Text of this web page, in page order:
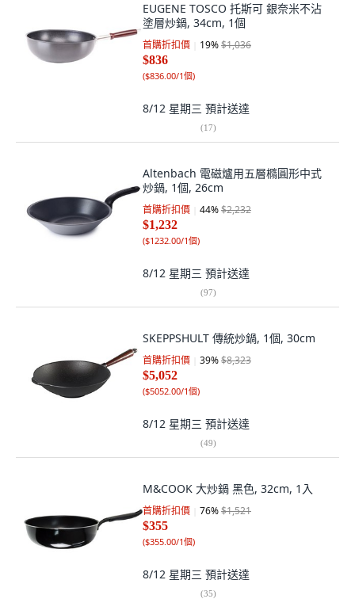
EUGENE TOSCO 托斯可 銀奈米不沾
塗層炒鍋, 34cm, 1個
首購折扣價 19%$1,036
$836
($836.00/1個)
8/12 星期三 預計送達
(17)
Altenbach 電磁爐用五層橢圓形中式
炒鍋, 1個, 26cm
首購折扣價 44%$2,232
$1,232
($1232.00/1個)
8/12 星期三 預計送達
(97)
SKEPPSHULT 傳統炒鍋, 1個, 30cm
首購折扣價 39%$8,323
$5,052
($5052.00/1個)
8/12 星期三 預計送達
(49)
M&COOK 大炒鍋 黑色, 32cm, 1入
首購折扣價 76%$1,521
$355
($355.00/1個)
8/12 星期三 預計送達
(35)